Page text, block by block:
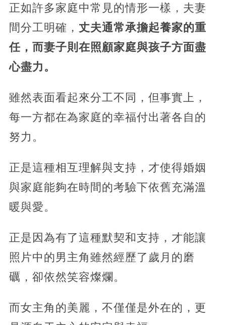
正如許多家庭中常見的情形一樣，夫妻
間分工明確， 丈夫通常承擔起養家的重
任，而妻子則在照顧家庭與孩子方面盡
心盡力。
雖然表面看起來分工不同，但事實上，
每一方都在為家庭的幸福付出著各自的
努力。
正是這種相互理解與支持，才使得婚姻
與家庭能夠在時間的考驗下依舊充滿溫
暖與愛。
正是因為有了這種默契和支持，才能讓
照片中的男主角雖然經歷了歲月的磨
礪，卻依然笑容燦爛。
而女主角的美麗，不僅僅是外在的，更